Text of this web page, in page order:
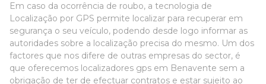
Em caso da ocorrência de roubo, a tecnologia de
Localização por GPS permite localizar para recuperar em
segurança o seu veículo, podendo desde logo informar as
autoridades sobre a localização precisa do mesmo. Um dos
factores que nos difere de outras empresas do sector, é
que oferecemos localizadores gps em Benavente sem a
obrigação de ter de efectuar contratos e estar sujeito ao